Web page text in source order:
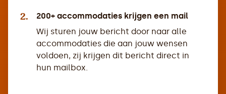
2.
200+ accommodaties krijgen een mail
Wij sturen jouw bericht door naar alle
accommodaties die aan jouw wensen
voldoen, zij krijgen dit bericht direct in
hun mailbox.